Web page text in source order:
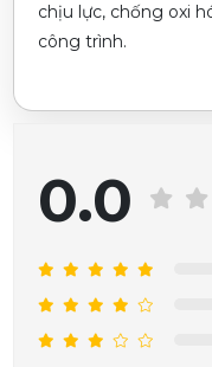
chịu lực, chống oxi
công trình.
0.0